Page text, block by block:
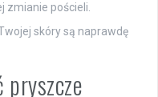
zmianie pościeli.
skóry są naprawdę